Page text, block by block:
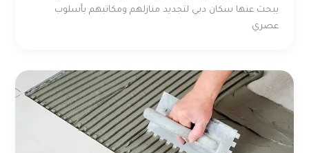
يبحث عنها سكان دبي لتجديد منازلهم ومكاتبهم بأسلوب
عصري